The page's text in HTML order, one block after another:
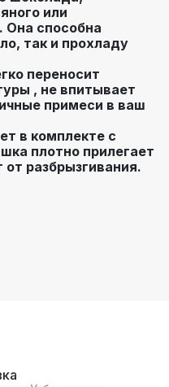
или
Она способна
так и прохладу
переносит
, не впитывает
примеси в ваш
в комплекте с
плотно прилегает
разбрызгивания.